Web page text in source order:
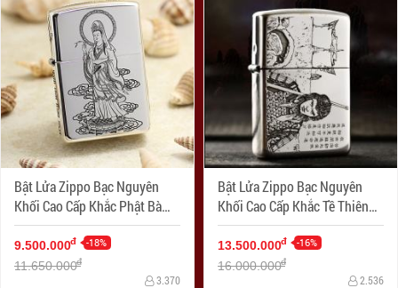
Bật Lửa Zippo Bạc Nguyên
Khối Cao Cấp Khắc Phật Bà
Quan Âm
9.500.000đ -18%
11.650.000đ
3.370
Bật Lửa Zippo Bạc Nguyên
Khối Cao Cấp Khắc Tề Thiên
Đại Thánh Armor
13.500.000đ -16%
16.000.000đ
2.536